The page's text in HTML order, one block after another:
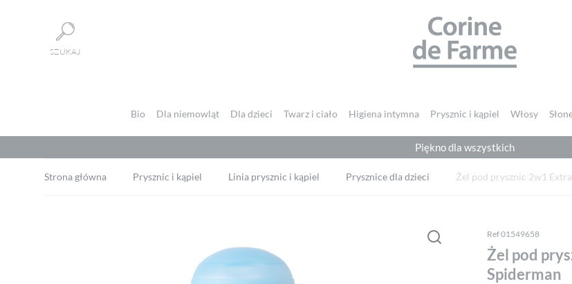
SZUKAJ
CORINE DE FARME
Bio Dla niemowląt Dla dzieci Twarz i ciało Higiena intymna Prysznic i kąpiel Włosy
Piękno dla wszystkich
Strona główna Prysznic i kąpiel Linia prysznic i kąpiel Prysznice dla dzieci Żel pod prysznic 2w1
Ref 01549658
Żel pod
Spiderman